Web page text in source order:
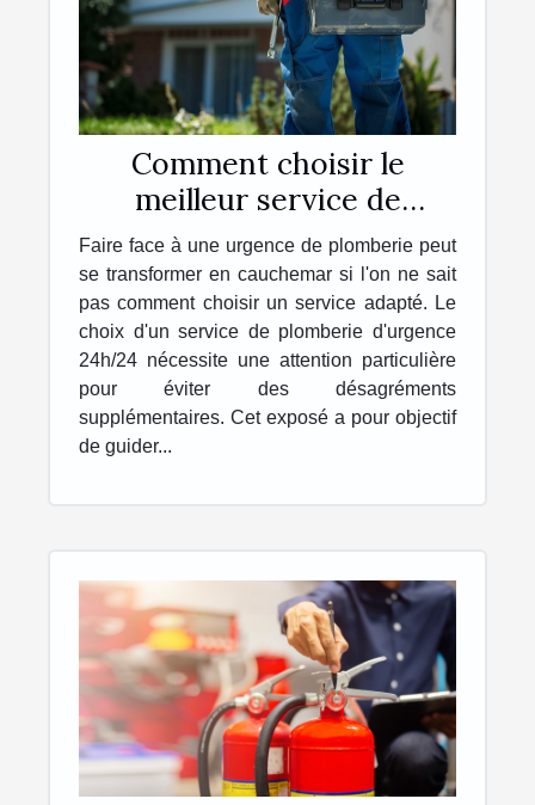
Comment choisir le
meilleur service de
plomberie d'urgence
24h/24
Faire face à une urgence de plomberie peut
se transformer en cauchemar si l'on ne sait
pas comment choisir un service adapté. Le
choix d'un service de plomberie d'urgence
24h/24 nécessite une attention particulière
pour éviter des désagréments
supplémentaires. Cet exposé a pour objectif
de guider...